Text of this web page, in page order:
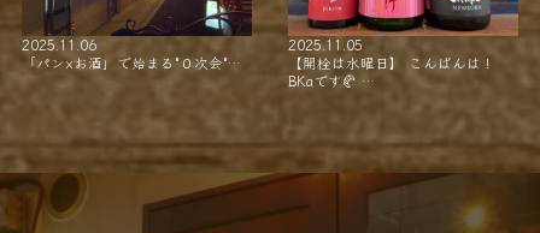
2025.11.06
「パン×お酒」で始まる"０次会"…
2025.11.05
【開栓は水曜日】 こんばんは！
BKaです🥐 …